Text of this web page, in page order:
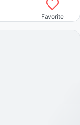
Favorite